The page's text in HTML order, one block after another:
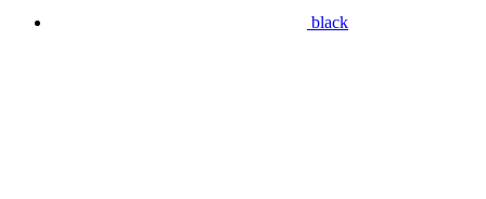
black